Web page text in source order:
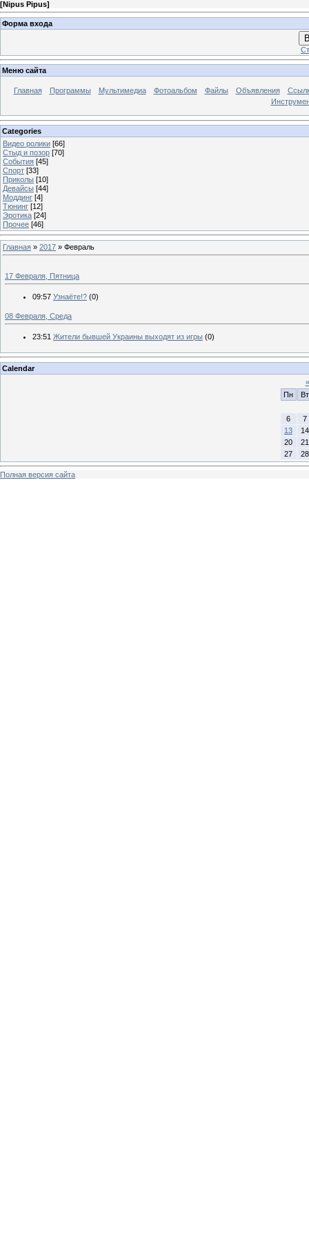
[Nipus Pipus]
Форма входа
Меню сайта
Главная Программы Мультимедиа Фотоальбом Файлы Объявления
Categories
Видео ролики [66]
Стыд и позор [70]
События [45]
Спорт [33]
Приколы [10]
Девайсы [44]
Моддинг [4]
Тюнинг [12]
Эротика [24]
Прочее [46]
Главная » 2017 » Февраль
17 Февраля, Пятница
09:57 Узнаёте!? (0)
08 Февраля, Среда
23:51 Жители бывшей Украины выходят из игры (0)
Calendar
«
Пн
Вт
6
7
13
14
20
21
27
28
Полная версия сайта